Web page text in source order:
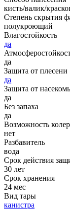
кисть/валик/
Степень скрытия
полукроющий
Влагостойкость
да
да
Защита от плесени
да
Защита от
да
Без запаха
да
Возможность
нет
Разбавитель
вода
Срок действия
30 лет
Срок хранения
24 мес
Вид тары
канистра